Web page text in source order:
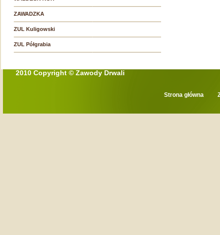
ZAWADZKA
ZUL Kuligowski
ZUL Półgrabia
2010 Copyright © Zawody Drwali
Strona główna